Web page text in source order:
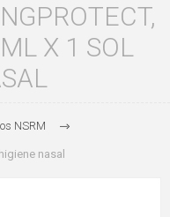
X 1 SOL
NSRM
nasal